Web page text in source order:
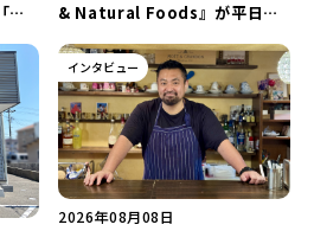
学
ク
& Natural Foods』が平日ラ
「抗酸化☆レモンチキンカレ
ー」と「美容と健康を考えたプ
レートランチ」を実食レポート
♪
インタビュー
2026年08月08日